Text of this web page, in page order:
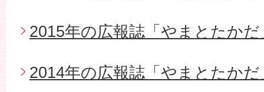
2015年の広報誌「やまとたかだ
2014年の広報誌「やまとたかだ